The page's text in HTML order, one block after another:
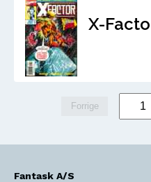
X-
Forrige
Fantask A/S